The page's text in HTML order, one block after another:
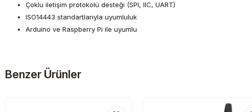
Çoklu iletişim protokolü desteği (SPI, IIC, UART)
ISO14443 standartlarıyla uyumluluk
Arduino ve Raspberry Pi ile uyumlu
Benzer Ürünler